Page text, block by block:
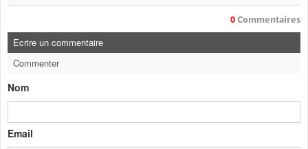
0 Commentaires
Ecrire un commentaire
Commenter
Nom
Email